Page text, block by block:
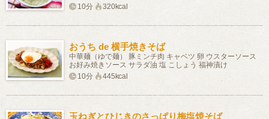
10分
320kcal
おうち de 横手焼きそば
中華麺（ゆで麺） 豚ミンチ肉 キャベツ 卵 ウスターソース
お好み焼きソース サラダ油 塩 こしょう 福神漬け
10分
445kcal
玉ねぎとひじきのさっぱり梅塩焼そば